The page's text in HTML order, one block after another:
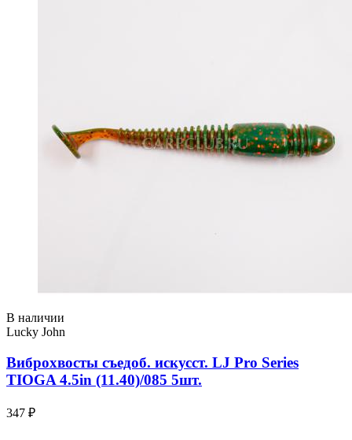
В наличии
Lucky John
Виброхвосты съедоб. искусст. LJ Pro Series
TIOGA 4.5in (11.40)/085 5шт.
347 ₽